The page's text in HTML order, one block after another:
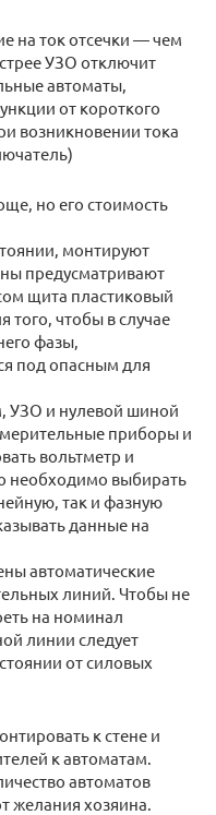
на ток отсечки — чем
УЗО отключит
автоматы,
от короткого
возникновении тока
но его стоимость
монтируют
предусматривают
щита пластиковый
того, чтобы в случае
фазы,
под опасным для
УЗО и нулевой шиной
приборы и
вольтметр и
необходимо выбирать
так и фазную
данные на
автоматические
линий. Чтобы не
на номинал
линии следует
от силовых
к стене и
к автоматам.
автоматов
желания хозяина.